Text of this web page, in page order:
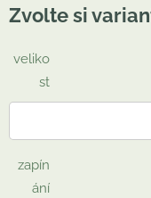
Zvolte si
veliko
st
zapín
ání